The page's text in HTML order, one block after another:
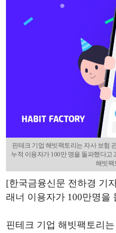
핀테크 기업 해빗팩토리는 자사 보험
누적 이용자가 100만 명을 돌파했다고
해빗팩
[한국금융신문 전하경 기
래너 이용자가 100만명을
핀테크 기업 해빗팩토리